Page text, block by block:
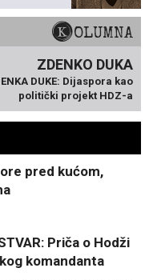
KOLUMNA
ZDENKO DUKA
DUKE: Dijaspora kao
politički projekt HDZ-a
pred kućom,
Priča o Hodži
komandanta